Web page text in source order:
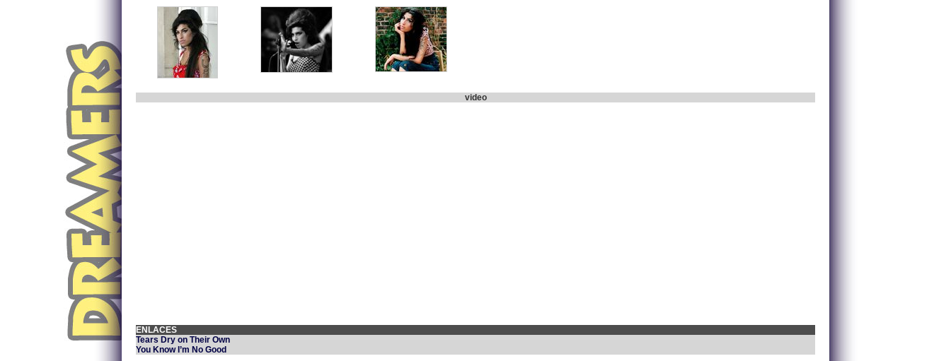
video
ENLACES
Tears Dry on Their Own
You Know I’m No Good